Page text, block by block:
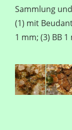
Sammlung
(1) mit
1 mm; (3) BB